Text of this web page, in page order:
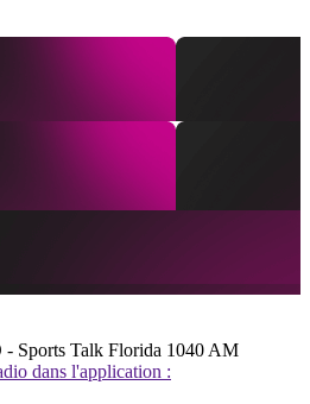
Sports Talk Florida 1040 AM
dans l'application :